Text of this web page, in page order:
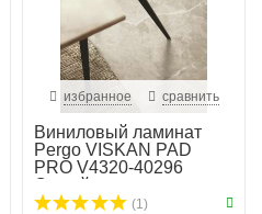
избранное сравнить
Виниловый ламинат
Pergo VISKAN PAD
PRO V4320-40296
Серый ...
(1)